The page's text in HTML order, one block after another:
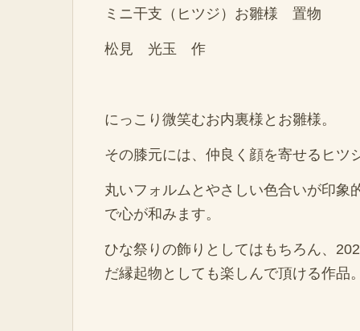
ミニ干支（ヒツジ）お雛様 置物
松見 光玉 作
にっこり微笑むお内裏様とお雛様。
その膝元には、仲良く顔を寄せるヒツ
丸いフォルムとやさしい色合いが印象
で心が和みます。
ひな祭りの飾りとしてはもちろん、
だ縁起物としても楽しんで頂ける作品